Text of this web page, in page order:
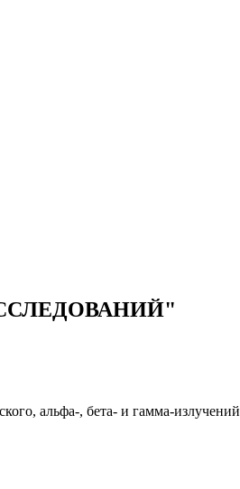
альфа-, бета- и гамма-излучений